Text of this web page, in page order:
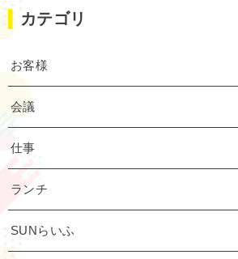
カテゴリ
お客様
会議
仕事
ランチ
SUNらいふ